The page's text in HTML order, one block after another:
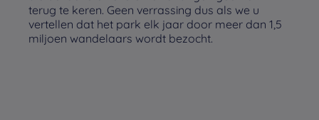
terug te keren. Geen verrassing dus als we u
vertellen dat het park elk jaar door meer dan 1,5
miljoen wandelaars wordt bezocht.